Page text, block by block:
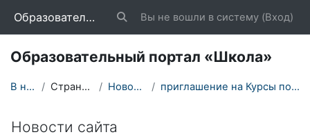
Образовательный портал «Школа» Изменить данные поисковой строки
Вы не вошли в систему (Вход)
Образовательный портал «Школа»
В начало Страницы сайта Новости сайта приглашение на Курсы повышения квалификации
Новости сайта